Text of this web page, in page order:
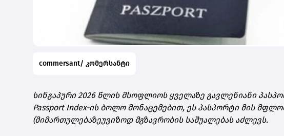
commersant/ კომერსანტი
სინგაპური 2026 წლის მსოფლიოს ყველაზე გავლენიანი
Passport Index-ის ბოლო მონაცემებით, ეს პასპორტი მის
(მიმართულებაზეუვიზოდ მგზავრობის საშუალებას აძლევს.